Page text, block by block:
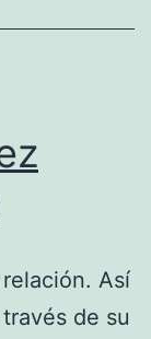
Así
de su